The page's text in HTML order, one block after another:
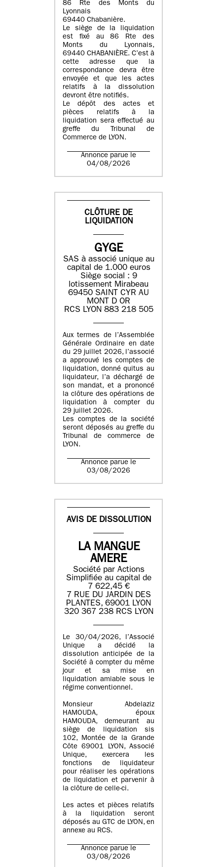
86 Rte des Monts du
Lyonnais
69440 Chabanière.
Le siège de la liquidation
est fixé au 86 Rte des
Monts du Lyonnais,
69440 CHABANIÈRE. C’est à
cette adresse que la
correspondance devra être
envoyée et que les actes
relatifs à la dissolution
devront être notifiés.
Le dépôt des actes et
pièces relatifs à la
liquidation sera effectué au
greffe du Tribunal de
Commerce de LYON.
Annonce parue le
04/08/2026
CLÔTURE DE
LIQUIDATION
GYGE
SAS à associé unique au
capital de 1.000 euros
Siège social : 9
lotissement Mirabeau
69450 SAINT CYR AU
MONT D OR
RCS LYON 883 218 505
Aux termes de l’Assemblée
Générale Ordinaire en date
du 29 juillet 2026, l’associé
a approuvé les comptes de
liquidation, donné quitus au
liquidateur, l’a déchargé de
son mandat, et a prononcé
la clôture des opérations de
liquidation à compter du
29 juillet 2026.
Les comptes de la société
seront déposés au greffe du
Tribunal de commerce de
LYON.
Annonce parue le
03/08/2026
AVIS DE DISSOLUTION
LA MANGUE
AMERE
Société par Actions
Simplifiée au capital de
7 622,45 €
7 RUE DU JARDIN DES
PLANTES, 69001 LYON
320 367 238 RCS LYON
Le 30/04/2026, l’Associé
Unique a décidé la
dissolution anticipée de la
Société à compter du même
jour et sa mise en
liquidation amiable sous le
régime conventionnel.
Monsieur Abdelaziz
HAMOUDA, époux
HAMOUDA, demeurant au
siège de liquidation sis
102, Montée de la Grande
Côte 69001 LYON, Associé
Unique, exercera les
fonctions de liquidateur
pour réaliser les opérations
de liquidation et parvenir à
la clôture de celle-ci.
Les actes et pièces relatifs
à la liquidation seront
déposés au GTC de LYON, en
annexe au RCS.
Annonce parue le
03/08/2026